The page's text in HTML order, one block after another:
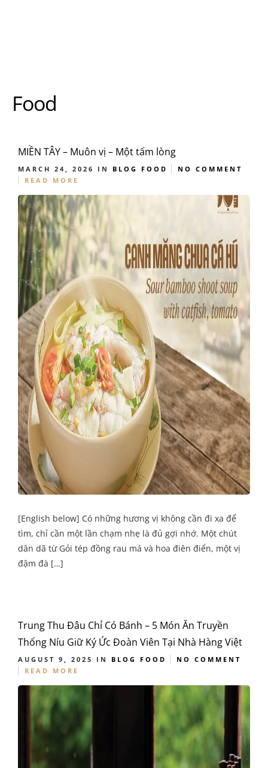
Food
MIỀN TÂY – Muôn vị – Một tấm lòng
MARCH 24, 2026 IN BLOG FOOD
NO COMMENT
READ MORE
[English below] Có những hương vị không cần đi xa để
tìm, chỉ cần một lần chạm nhẹ là đủ gợi nhớ. Một chút
dân dã từ Gỏi tép đồng rau má và hoa điên điển, một vị
đậm đà […]
Trung Thu Đâu Chỉ Có Bánh – 5 Món Ăn Truyền
Thống Níu Giữ Ký Ức Đoàn Viên Tại Nhà Hàng Việt
AUGUST 9, 2025 IN BLOG FOOD
NO COMMENT
READ MORE